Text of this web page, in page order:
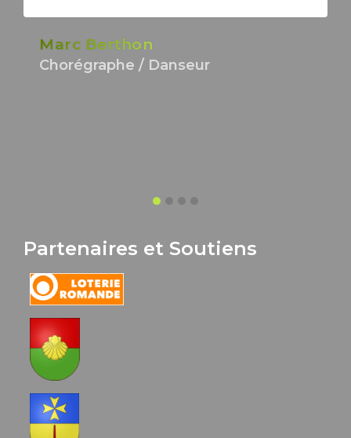
Marc Berthon
Chorégraphe / Danseur
Partenaires et Soutiens